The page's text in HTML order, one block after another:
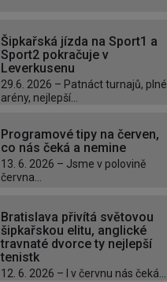
Šipkařská jízda na Sport1 a
Sport2 pokračuje v
Leverkusenu
29.6. 2026 – Patnáct turnajů, plné
arény, nejlepší...
Programové tipy na červen,
co nás čeká a nemine
13. 6. 2026 – Jsme v polovině
června...
Bratislava přivítá světovou
šipkařskou elitu, anglické
travnaté dvorce ty nejlepší
tenistk
12. 6. 2026 – I v červnu nás čeká...